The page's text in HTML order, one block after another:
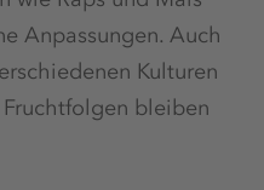
Anpassungen. Auch
Kulturen
bleiben